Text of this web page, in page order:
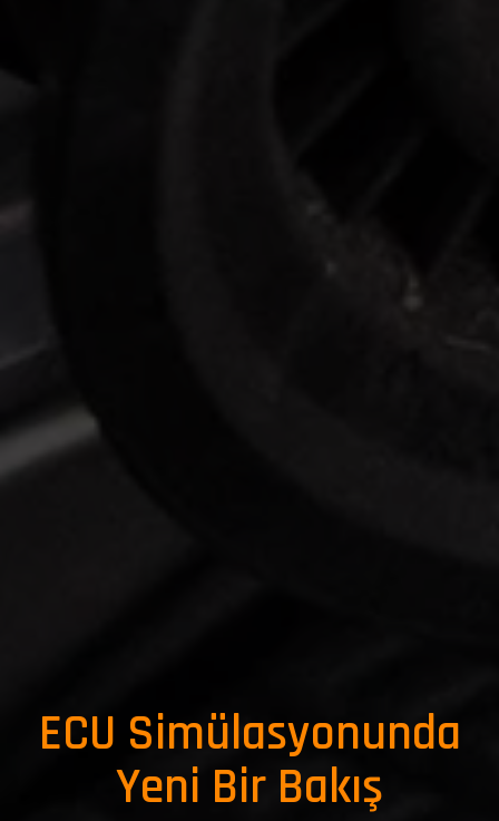
ECU Simülasyonunda
Yeni Bir Bakış